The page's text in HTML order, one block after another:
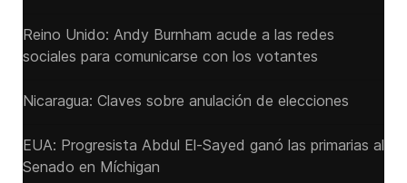
Reino Unido: Andy ‌Burnham acude a las redes
sociales para comunicarse con los votantes
Nicaragua: Claves sobre anulación de elecciones
EUA: Progresista Abdul El-Sayed ganó las primarias al
Senado ‌en Míchigan